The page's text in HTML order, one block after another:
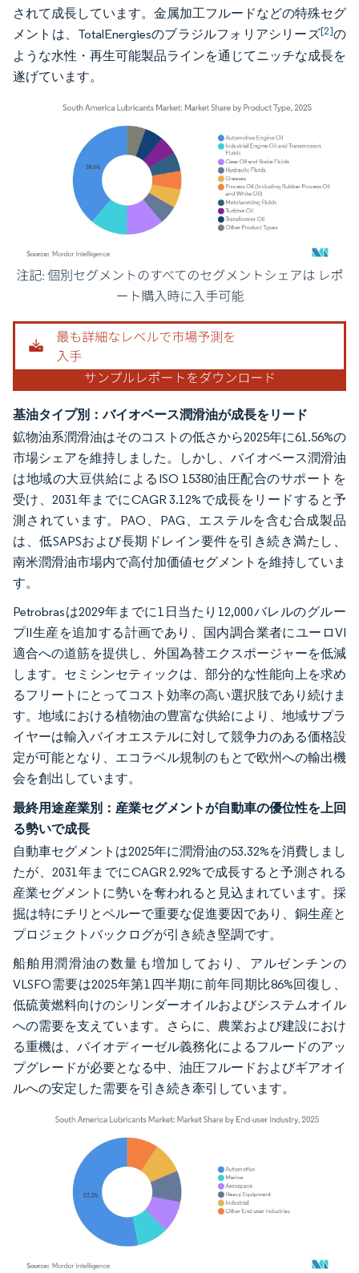
されて成長しています。金属加工フルードなどの特殊セグ
メントは、TotalEnergiesのブラジルフォリアシリーズ[2]の
ような水性・再生可能製品ラインを通じてニッチな成長を
遂げています。
画像 © Mordor Intelligence。再利用にはCC BY 4.0の表示が必要です。
基油タイプ別：バイオベース潤滑油が成長をリード
鉱物油系潤滑油はそのコストの低さから2025年に61.56%の
市場シェアを維持しました。しかし、バイオベース潤滑油
は地域の大豆供給によるISO 15380油圧配合のサポートを
受け、2031年までにCAGR 3.12%で成長をリードすると予
測されています。PAO、PAG、エステルを含む合成製品
は、低SAPSおよび長期ドレイン要件を引き続き満たし、
南米潤滑油市場内で高付加価値セグメントを維持していま
す。
Petrobrasは2029年までに1日当たり12,000バレルのグルー
プII生産を追加する計画であり、国内調合業者にユーロVI
適合への道筋を提供し、外国為替エクスポージャーを低減
します。セミシンセティックは、部分的な性能向上を求め
るフリートにとってコスト効率の高い選択肢であり続けま
す。地域における植物油の豊富な供給により、地域サプラ
イヤーは輸入バイオエステルに対して競争力のある価格設
定が可能となり、エコラベル規制のもとで欧州への輸出機
会を創出しています。
最終用途産業別：産業セグメントが自動車の優位性を上回
る勢いで成長
自動車セグメントは2025年に潤滑油の53.32%を消費しまし
たが、2031年までにCAGR 2.92%で成長すると予測される
産業セグメントに勢いを奪われると見込まれています。採
掘は特にチリとペルーで重要な促進要因であり、銅生産と
プロジェクトバックログが引き続き堅調です。
船舶用潤滑油の数量も増加しており、アルゼンチンの
VLSFO需要は2025年第1四半期に前年同期比86%回復し、
低硫黄燃料向けのシリンダーオイルおよびシステムオイル
への需要を支えています。さらに、農業および建設におけ
る重機は、バイオディーゼル義務化によるフルードのアッ
プグレードが必要となる中、油圧フルードおよびギアオイ
ルへの安定した需要を引き続き牽引しています。